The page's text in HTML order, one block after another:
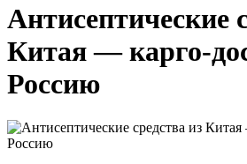
Антисептические
Китая — карго-
Россию